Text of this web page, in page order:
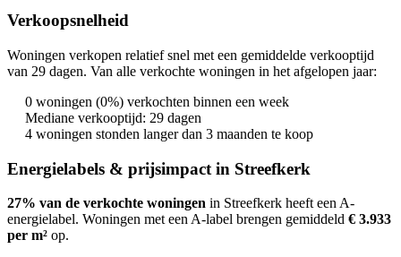
Verkoopsnelheid
Woningen verkopen relatief snel met een gemiddelde verkooptijd
van 29 dagen. Van alle verkochte woningen in het afgelopen jaar:
0 woningen (0%) verkochten binnen een week
Mediane verkooptijd: 29 dagen
4 woningen stonden langer dan 3 maanden te koop
Energielabels & prijsimpact in Streefkerk
27% van de verkochte woningen in Streefkerk heeft een A-
energielabel. Woningen met een A-label brengen gemiddeld € 3.933
per m² op.